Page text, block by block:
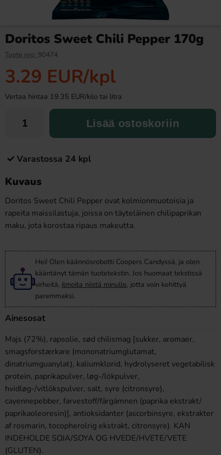
Fazer Viol Tablettipussi 38g
Osta
Ramlösa Kirsikka 33cl
Doritos Sweet Chili Pepper 170g
Tuote nro: 90474
3.29 EUR/kpl
Vertaa hintaa 19.35 EUR/kilo tai litra
Lisää ostoskoriin
Varastossa 24 kpl
Kuvaus
Doritos Sweet Chili Pepper ovat kolmionmuotoisia ja
rapeita maissilastuja, joissa on täyteläinen chilipaprikan
maku, jota korostaa ripaus makeutta.
Hei! Olen käännösrobotti Coopers Candyssä, ja olen
kääntänyt tämän tuotetekstin. Jos huomaat tekstissä
virheitä, ilmoita niistä minulle, jotta voin kehittyä
paremmaksi.
Ainesosat
Majs (72%), rapsolie, sød chilismag [sukker, aromaer,
smagsforstærkare (mononatriumglutamat,
dinatriumguanylat), kaliumklorid, hydrolyseret vegetabilisk
protein, paprikapulver, løg-/lökpulver,
hvidløg-/vitlökspulver, salt, syre (citronsyre),
cayennepebber, farvestoff/färgämnen (paprika ekstrakt/
paprikaoleoresin)], antioksidanter (ascorbinsyre, ekstrakter
af rosmarin, tocopherolrig ekstrakt, citronsyre). KAN
INDEHOLDE SOJA/SOYA OG HVEDE/HVETE/VETE
(GLUTEN).